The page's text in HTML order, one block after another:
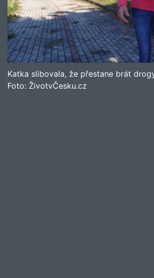
Katka slibovala, že přestane brát
Foto: ŽivotvČesku.cz